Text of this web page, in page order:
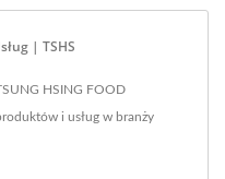
| TSHS
HSING FOOD
i usług w branży